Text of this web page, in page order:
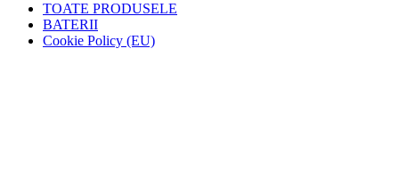
TOATE PRODUSELE
BATERII
Cookie Policy (EU)